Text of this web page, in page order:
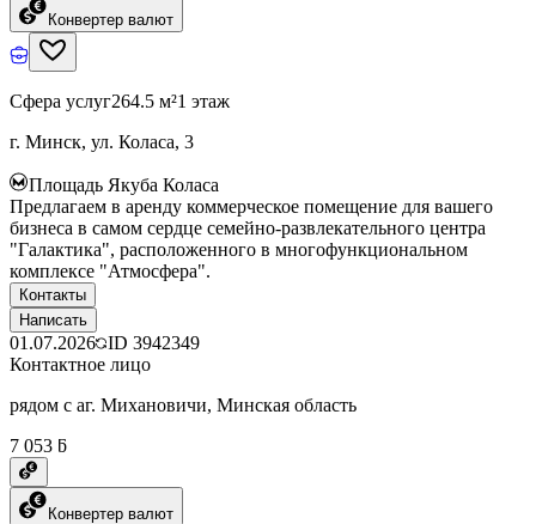
Конвертер валют
Сфера услуг264.5 м²1 этаж
г. Минск, ул. Коласа, 3
Площадь Якуба Коласа
Предлагаем в аренду коммерческое помещение для вашего
бизнеса в самом сердце семейно-развлекательного центра
"Галактика", расположенного в многофункциональном
комплексе "Атмосфера".
Контакты
Написать
01.07.2026 ID 3942349
Контактное лицо
рядом с аг. Михановичи, Минская область
7 053 ƃ
Конвертер валют